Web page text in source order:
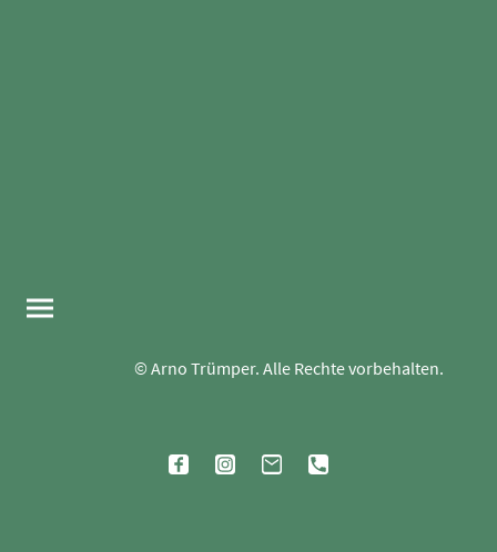
© Arno Trümper. Alle Rechte vorbehalten.